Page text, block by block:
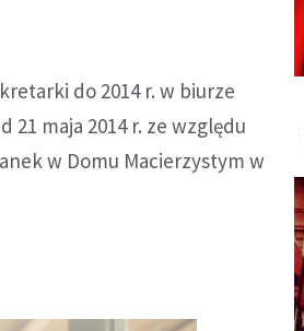
do 2014 r. w biurze
21 maja 2014 r. ze względu
w Domu Macierzystym w